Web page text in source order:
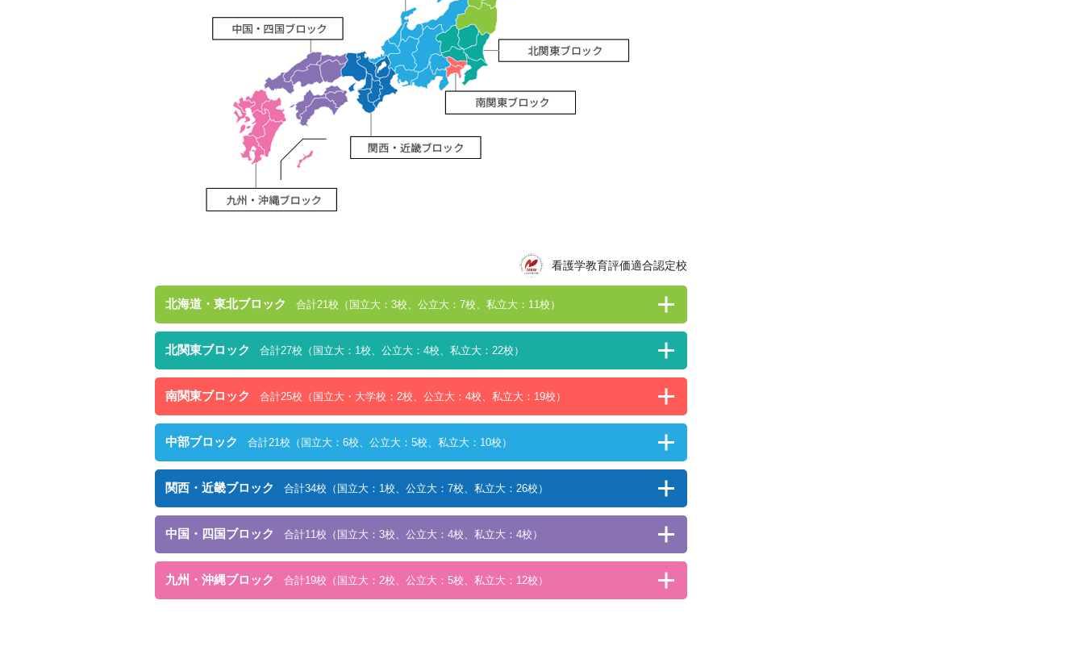
看護学教育評価適合認定校
北海道・東北ブロック 合計21校（国立大：3校、公立大：7校、私立大：11校）
北関東ブロック 合計27校（国立大：1校、公立大：4校、私立大：22校）
南関東ブロック 合計25校（国立大・大学校：2校、公立大：4校、私立大：19校）
中部ブロック 合計21校（国立大：6校、公立大：5校、私立大：10校）
関西・近畿ブロック 合計34校（国立大：1校、公立大：7校、私立大：26校）
中国・四国ブロック 合計11校（国立大：3校、公立大：4校、私立大：4校）
九州・沖縄ブロック 合計19校（国立大：2校、公立大：5校、私立大：12校）